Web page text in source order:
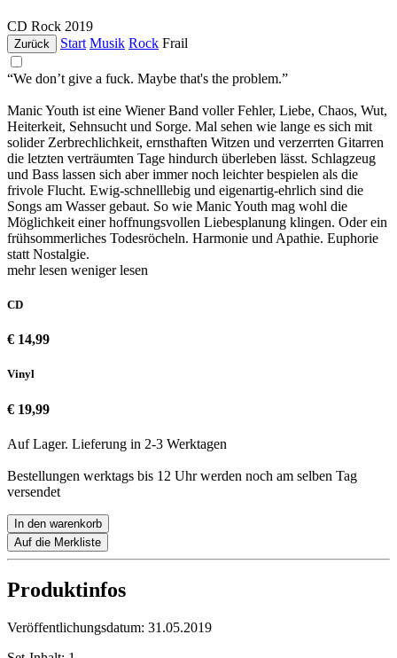
CD Rock 2019
Zurück Start Musik Rock Frail
“We don’t give a fuck. Maybe that's the problem.”
Manic Youth ist eine Wiener Band voller Fehler, Liebe, Chaos, Wut,
Heiterkeit, Sehnsucht und Sorge. Mal sehen wie lange es sich mit
solider Zerbrechlichkeit, ernsthaften Witzen und verzerrten Gitarren
die letzten verträumten Tage hindurch überleben lässt. Schlagzeug
und Bass lassen sich aber immer noch leichter bespielen als die
frivole Flucht. Ewig-schnelllebig und eigenartig-ehrlich sind die
Songs am Wasser gebaut. So wie Manic Youth mag wohl die
Möglichkeit einer hoffnungsvollen Liebesplanung klingen. Oder ein
frühsommerliches Todesröcheln. Harmonie und Apathie. Euphorie
statt Nostalgie.
mehr lesen weniger lesen
CD
€ 14,99
Vinyl
€ 19,99
Auf Lager. Lieferung in 2-3 Werktagen
Bestellungen werktags bis 12 Uhr werden noch am selben Tag
versendet
In den warenkorb
Auf die Merkliste
Produktinfos
Veröffentlichungsdatum: 31.05.2019